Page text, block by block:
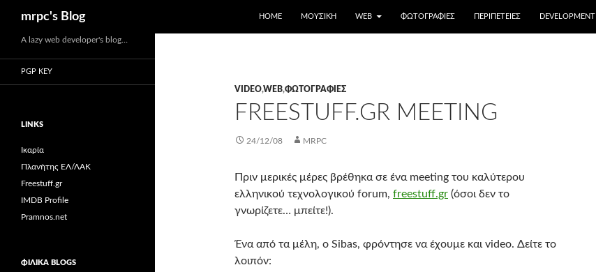
Μετάβαση
σε
περιεχόμενο
mrpc's Blog HOME ΜΟΥΣΙΚΉ WEB ΦΩΤΟΓΡΑΦΊΕΣ ΠΕΡΙΠΈΤΕΙΕΣ DEVELOPMENT
VIDEO,WEB,ΦΩΤΟΓΡΑΦΊΕΣ
FREESTUFF.GR MEETING
24/12/08 MRPC
Πριν μερικές μέρες βρέθηκα σε ένα meeting του καλύτερου
ελληνικού τεχνολογικού forum, freestuff.gr (όσοι δεν το
γνωρίζετε… μπείτε!).
Ένα από τα μέλη, ο Sibas, φρόντησε να έχουμε και video. Δείτε το
λοιπόν:
A lazy web developer's blog…
PGP KEY
LINKS
Ικαρία
Πλανήτης ΕΛ/ΛΑΚ
Freestuff.gr
IMDB Profile
Pramnos.net
ΦΙΛΙΚΆ BLOGS